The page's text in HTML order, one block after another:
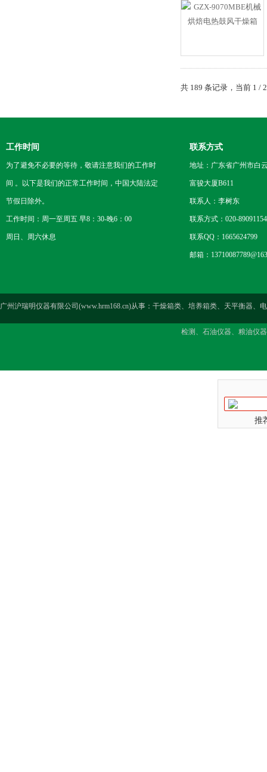
共 189 条记录，当前 1
工作时间
为了避免不必要的等待，敬请注意我们的工作时
间 。以下是我们的正常工作时间，中国大陆法定
节假日除外。
工作时间：周一至周五 早8：30-晚6：00
周日、周六休息
联系方式
地址：广东省广州市白
富骏大厦B611
联系人：李树东
联系方式：020-89091154
联系QQ：1665624799
邮箱：
广州沪瑞明仪器有限公司(www.hrm168.cn)从事：干燥箱类、培养箱类、天平衡器
检测、石油仪器、粮油仪
推